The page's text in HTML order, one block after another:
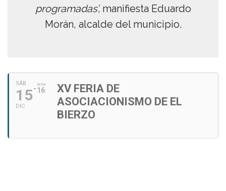
programadas’,manifiesta Eduardo
Morán, alcalde del municipio.
SÁB
15
DIC
DOM
16
XV FERIA DE
ASOCIACIONISMO DE EL
BIERZO